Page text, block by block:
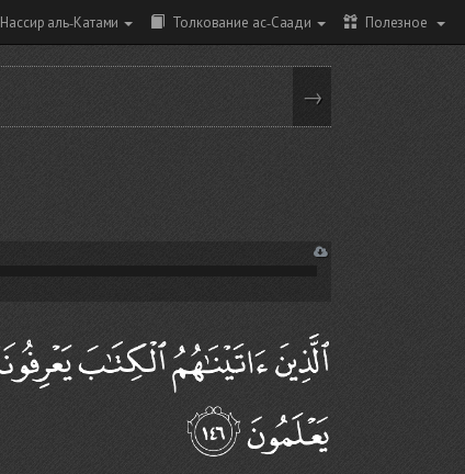
Нассир аль-Катами Толкование ас-Саади Полезное
→